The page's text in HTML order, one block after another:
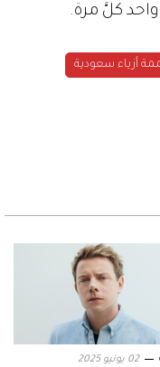
كلَّ مرة.
أزياء سعودية
02 يونيو 2025